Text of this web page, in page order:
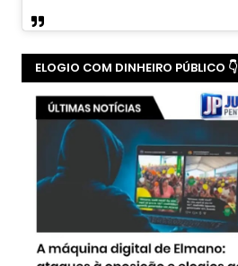
ELOGIO COM DINHEIRO PÚBLICO 👇